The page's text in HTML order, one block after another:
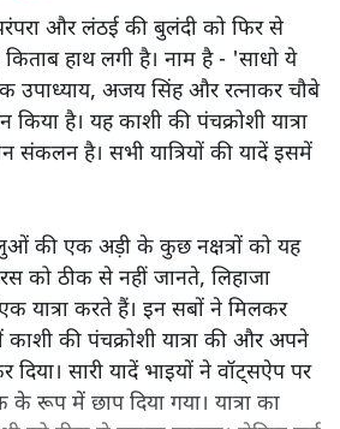
और लंठई की बुलंदी को फिर से
हाथ लगी है। नाम है - 'साधो ये
उपाध्याय, अजय सिंह और रत्नाकर चौबे
है। यह काशी की पंचक्रोशी यात्रा
संकलन है। सभी यात्रियों की यादें इसमें
की एक अड़ी के कुछ नक्षत्रों को यह
को ठीक से नहीं जानते, लिहाजा
यात्रा करते हैं। इन सबों ने मिलकर
की पंचक्रोशी यात्रा की और अपने
सारी यादें भाइयों ने वॉट्सऐप पर
रूप में छाप दिया गया। यात्रा का